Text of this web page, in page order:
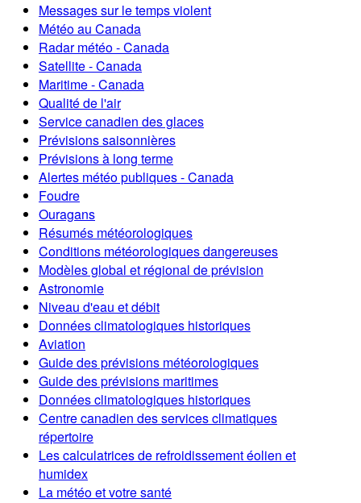
Messages sur le temps violent
Météo au Canada
Radar météo - Canada
Satellite - Canada
Maritime - Canada
Qualité de l'air
Service canadien des glaces
Prévisions saisonnières
Prévisions à long terme
Alertes météo publiques - Canada
Foudre
Ouragans
Résumés météorologiques
Conditions météorologiques dangereuses
Modèles global et régional de prévision
Astronomie
Niveau d'eau et débit
Données climatologiques historiques
Aviation
Guide des prévisions météorologiques
Guide des prévisions maritimes
Données climatologiques historiques
Centre canadien des services climatiques
répertoire
Les calculatrices de refroidissement éolien et
humidex
La météo et votre santé